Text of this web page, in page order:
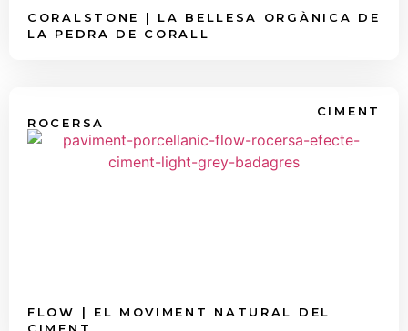
CORALSTONE | LA BELLESA ORGÀNICA DE
LA PEDRA DE CORALL
CIMENT
ROCERSA
FLOW | EL MOVIMENT NATURAL DEL